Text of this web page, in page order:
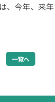
、今年、来
一覧へ